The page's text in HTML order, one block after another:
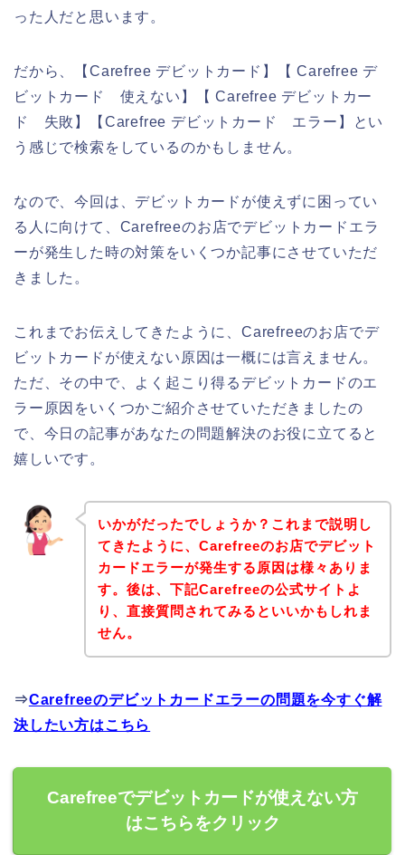
った人だと思います。
だから、【Carefree デビットカード】【 Carefree デ
ビットカード 使えない】【 Carefree デビットカー
ド 失敗】【Carefree デビットカード エラー】とい
う感じで検索をしているのかもしません。
なので、今回は、デビットカードが使えずに困ってい
る人に向けて、Carefreeのお店でデビットカードエラ
ーが発生した時の対策をいくつか記事にさせていただ
きました。
これまでお伝えしてきたように、Carefreeのお店でデ
ビットカードが使えない原因は一概には言えません。
ただ、その中で、よく起こり得るデビットカードのエ
ラー原因をいくつかご紹介させていただきましたの
で、今日の記事があなたの問題解決のお役に立てると
嬉しいです。
いかがだったでしょうか？これまで説明し
てきたように、Carefreeのお店でデビット
カードエラーが発生する原因は様々ありま
す。後は、下記Carefreeの公式サイトよ
り、直接質問されてみるといいかもしれま
せん。
⇒Carefreeのデビットカードエラーの問題を今すぐ解
決したい方はこちら
Carefreeでデビットカードが使えない方
はこちらをクリック